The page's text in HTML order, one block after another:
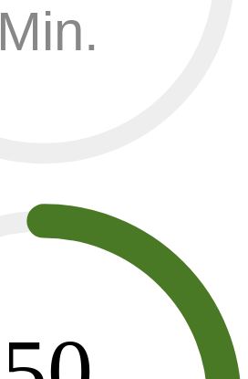
Min.